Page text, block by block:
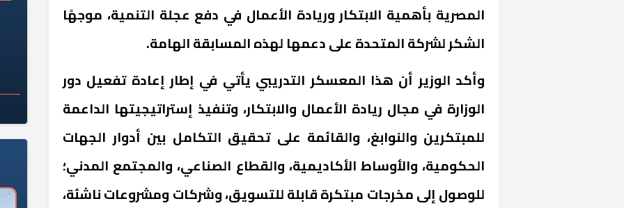
المصرية بأهمية الابتكار وريادة الأعمال في دفع عجلة التنمية، موجهًا
الشكر لشركة المتحدة على دعمها لهذه المسابقة الهامة.
وأكد الوزير أن هذا المعسكر التدريبي يأتي في إطار إعادة تفعيل دور
الوزارة في مجال ريادة الأعمال والابتكار، وتنفيذ إستراتيجيتها الداعمة
للمبتكرين والنوابغ، والقائمة على تحقيق التكامل بين أدوار الجهات
الحكومية، والأوساط الأكاديمية، والقطاع الصناعي، والمجتمع المدني؛
للوصول إلى مخرجات مبتكرة قابلة للتسويق، وشركات ومشروعات ناشئة،
«وزارة الآثار»: العُثور على 10 توابيت سلامة الغذاء: 285 ألف طن صادرات